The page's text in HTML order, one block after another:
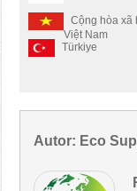
Cộng hòa xã
Việt Nam
Türkiye
Autor: Eco